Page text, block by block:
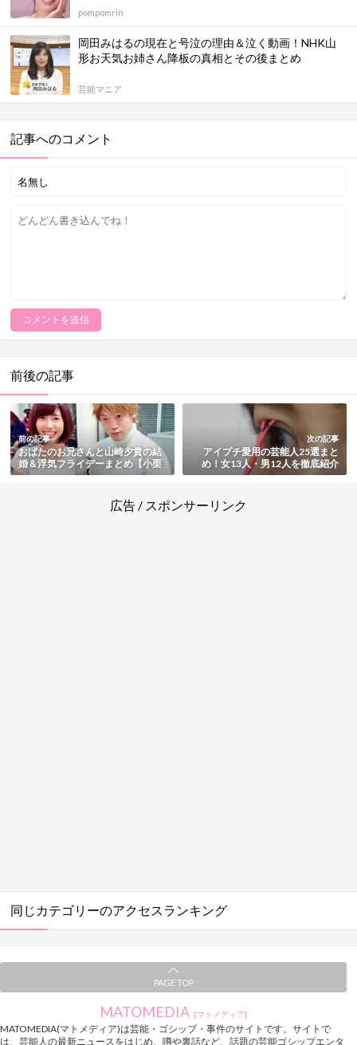
pompomrin
岡田みはるの現在と号泣の理由＆泣く動画！NHK山
形お天気お姉さん降板の真相とその後まとめ
芸能マニア
記事へのコメント
前後の記事
前の記事
おばたのお兄さんと山崎夕貴の結
婚＆浮気フライデーまとめ【小栗
旬より身長が18cm低い】
次の記事
アイプチ愛用の芸能人25選まと
め！女13人・男12人を徹底紹介
【画像付き】
広告 / スポンサーリンク
同じカテゴリーのアクセスランキング
PAGE TOP
MATOMEDIA [マトメディア]
MATOMEDIA(マトメディア)は芸能・ゴシップ・事件のサイトです。サイトで
は、芸能人の最新ニュースをはじめ、噂や裏話など、話題の芸能ゴシップエンタ